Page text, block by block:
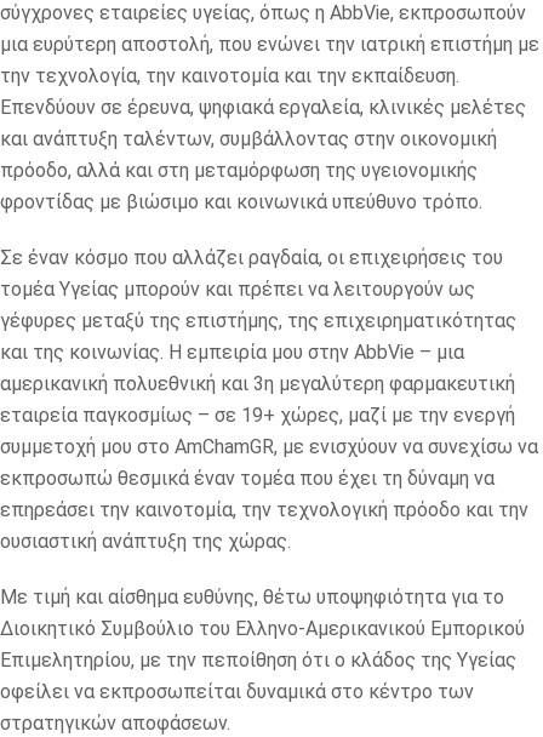
σύγχρονες εταιρείες υγείας, όπως η AbbVie, εκπροσωπούν
μια ευρύτερη αποστολή, που ενώνει την ιατρική επιστήμη με
την τεχνολογία, την καινοτομία και την εκπαίδευση.
Επενδύουν σε έρευνα, ψηφιακά εργαλεία, κλινικές μελέτες
και ανάπτυξη ταλέντων, συμβάλλοντας στην οικονομική
πρόοδο, αλλά και στη μεταμόρφωση της υγειονομικής
φροντίδας με βιώσιμο και κοινωνικά υπεύθυνο τρόπο.
Σε έναν κόσμο που αλλάζει ραγδαία, οι επιχειρήσεις του
τομέα Υγείας μπορούν και πρέπει να λειτουργούν ως
γέφυρες μεταξύ της επιστήμης, της επιχειρηματικότητας
και της κοινωνίας. Η εμπειρία μου στην AbbVie – μια
αμερικανική πολυεθνική και 3η μεγαλύτερη φαρμακευτική
εταιρεία παγκοσμίως – σε 19+ χώρες, μαζί με την ενεργή
συμμετοχή μου στο AmChamGR, με ενισχύουν να συνεχίσω να
εκπροσωπώ θεσμικά έναν τομέα που έχει τη δύναμη να
επηρεάσει την καινοτομία, την τεχνολογική πρόοδο και την
ουσιαστική ανάπτυξη της χώρας.
Με τιμή και αίσθημα ευθύνης, θέτω υποψηφιότητα για το
Διοικητικό Συμβούλιο του Ελληνο-Αμερικανικού Εμπορικού
Επιμελητηρίου, με την πεποίθηση ότι ο κλάδος της Υγείας
οφείλει να εκπροσωπείται δυναμικά στο κέντρο των
στρατηγικών αποφάσεων.